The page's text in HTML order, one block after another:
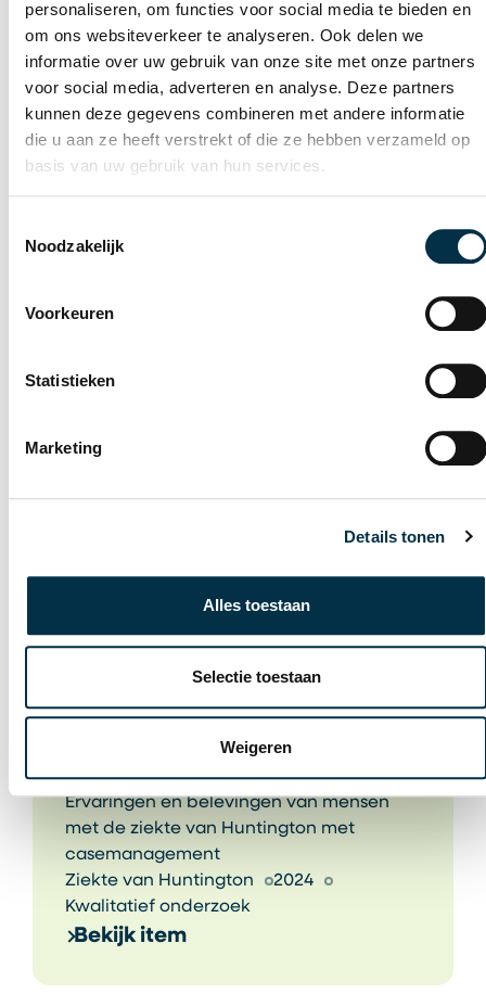
personaliseren, om functies voor social media te bieden en
om ons websiteverkeer te analyseren. Ook delen we
informatie over uw gebruik van onze site met onze partners
voor social media, adverteren en analyse. Deze partners
kunnen deze gegevens combineren met andere informatie
die u aan ze heeft verstrekt of die ze hebben verzameld op
basis van uw gebruik van hun services.
Noodzakelijk
Voorkeuren
Statistieken
Marketing
Details tonen
Alles toestaan
Selectie toestaan
Weigeren
Opgroeien bij een ouder
met de ziekte van
Cindy Kruijthof
Casemanagement
Cindy Kruijthof
Ervaringen en belevingen van mensen
met de ziekte van Huntington met
casemanagement
Ziekte van Huntington
2024
Kwalitatief onderzoek
Bekijk item